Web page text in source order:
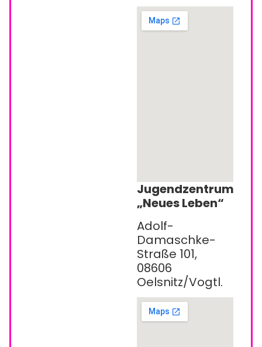
Jugendzentrum
„Neues Leben“
Adolf-
Damaschke-
Straße 101,
08606
Oelsnitz/Vogtl.